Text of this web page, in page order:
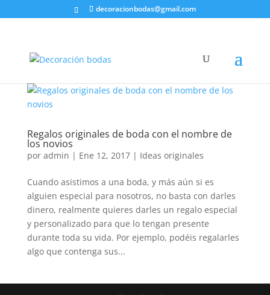
decoracionbodas@gmail.com
Regalos originales de boda con el nombre de
los novios
por admin | Ene 12, 2017| Ideas originales
Cuando asistimos a una boda, y más aún si es
alguien especial para nosotros, no basta con darles
dinero, realmente quieres darles un regalo especial
y personalizado para que lo tengan presente
durante toda su vida. Por ejemplo, podéis regalarles
algo que contenga sus...